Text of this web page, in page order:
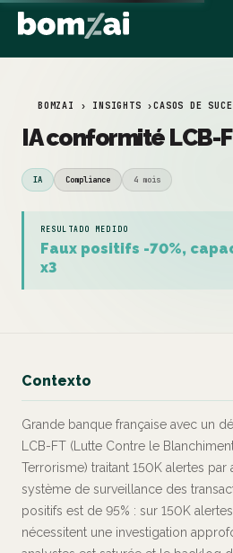
BOMZAI › INSIGHTS ›CASOS DE
IA conformité LCB-
IA Compliance 4 mois
RESULTADO MEDIDO
Faux positifs -70%,
x3
Contexto
Grande banque française avec un
LCB-FT (Lutte Contre le
Terrorisme) traitant 150K alertes par
système de surveillance des
positifs est de 95% : sur 150K
nécessitent une investigation